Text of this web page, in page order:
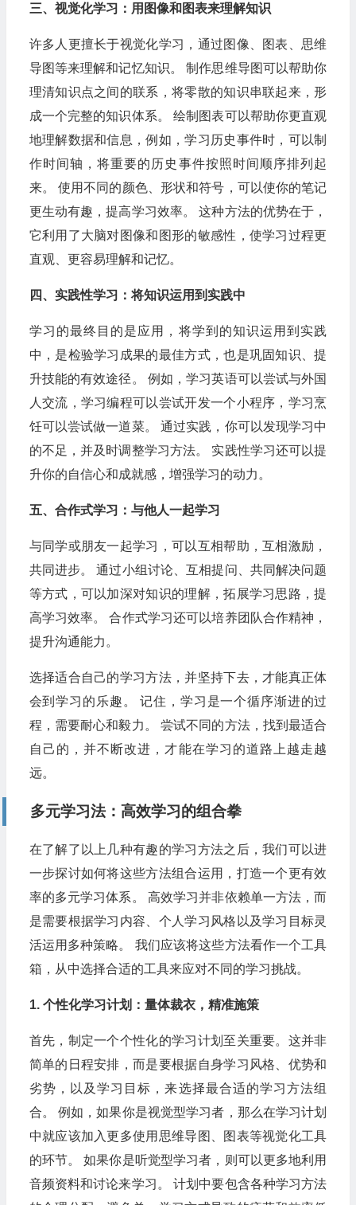
三、视觉化学习：用图像和图表来理解知识
许多人更擅长于视觉化学习，通过图像、图表、思维
导图等来理解和记忆知识。 制作思维导图可以帮助你
理清知识点之间的联系，将零散的知识串联起来，形
成一个完整的知识体系。 绘制图表可以帮助你更直观
地理解数据和信息，例如，学习历史事件时，可以制
作时间轴，将重要的历史事件按照时间顺序排列起
来。 使用不同的颜色、形状和符号，可以使你的笔记
更生动有趣，提高学习效率。 这种方法的优势在于，
它利用了大脑对图像和图形的敏感性，使学习过程更
直观、更容易理解和记忆。
四、实践性学习：将知识运用到实践中
学习的最终目的是应用，将学到的知识运用到实践
中，是检验学习成果的最佳方式，也是巩固知识、提
升技能的有效途径。 例如，学习英语可以尝试与外国
人交流，学习编程可以尝试开发一个小程序，学习烹
饪可以尝试做一道菜。 通过实践，你可以发现学习中
的不足，并及时调整学习方法。 实践性学习还可以提
升你的自信心和成就感，增强学习的动力。
五、合作式学习：与他人一起学习
与同学或朋友一起学习，可以互相帮助，互相激励，
共同进步。 通过小组讨论、互相提问、共同解决问题
等方式，可以加深对知识的理解，拓展学习思路，提
高学习效率。 合作式学习还可以培养团队合作精神，
提升沟通能力。
选择适合自己的学习方法，并坚持下去，才能真正体
会到学习的乐趣。 记住，学习是一个循序渐进的过
程，需要耐心和毅力。 尝试不同的方法，找到最适合
自己的，并不断改进，才能在学习的道路上越走越
远。
多元学习法：高效学习的组合拳
在了解了以上几种有趣的学习方法之后，我们可以进
一步探讨如何将这些方法组合运用，打造一个更有效
率的多元学习体系。 高效学习并非依赖单一方法，而
是需要根据学习内容、个人学习风格以及学习目标灵
活运用多种策略。 我们应该将这些方法看作一个工具
箱，从中选择合适的工具来应对不同的学习挑战。
1. 个性化学习计划：量体裁衣，精准施策
首先，制定一个个性化的学习计划至关重要。这并非
简单的日程安排，而是要根据自身学习风格、优势和
劣势，以及学习目标，来选择最合适的学习方法组
合。 例如，如果你是视觉型学习者，那么在学习计划
中就应该加入更多使用思维导图、图表等视觉化工具
的环节。 如果你是听觉型学习者，则可以更多地利用
音频资料和讨论来学习。 计划中要包含各种学习方法